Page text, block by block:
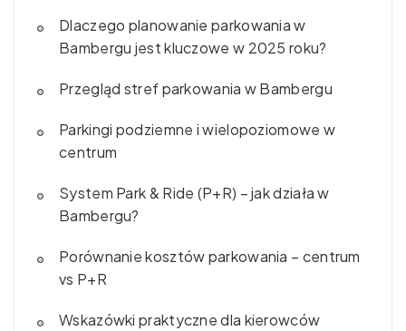
Dlaczego planowanie parkowania w
Bambergu jest kluczowe w 2025 roku?
Przegląd stref parkowania w Bambergu
Parkingi podziemne i wielopoziomowe w
centrum
System Park & Ride (P+R) – jak działa w
Bambergu?
Porównanie kosztów parkowania – centrum
vs P+R
Wskazówki praktyczne dla kierowców